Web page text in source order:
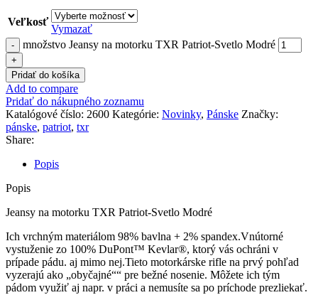
Veľkosť
Vymazať
množstvo Jeansy na motorku TXR Patriot-Svetlo Modré
Pridať do košíka
Add to compare
Pridať do nákupného zoznamu
Katalógové číslo: 2600 Kategórie: Novinky, Pánske Značky:
pánske, patriot, txr
Share:
Popis
Popis
Jeansy na motorku TXR Patriot-Svetlo Modré
Ich vrchným materiálom 98% bavlna + 2% spandex.Vnútorné
vystuženie zo 100% DuPont™ Kevlar®, ktorý vás ochráni v
prípade pádu. aj mimo nej.Tieto motorkárske rifle na prvý pohľad
vyzerajú ako „obyčajné““ pre bežné nosenie. Môžete ich tým
pádom využiť aj napr. v práci a nemusíte sa po príchode prezliekať.